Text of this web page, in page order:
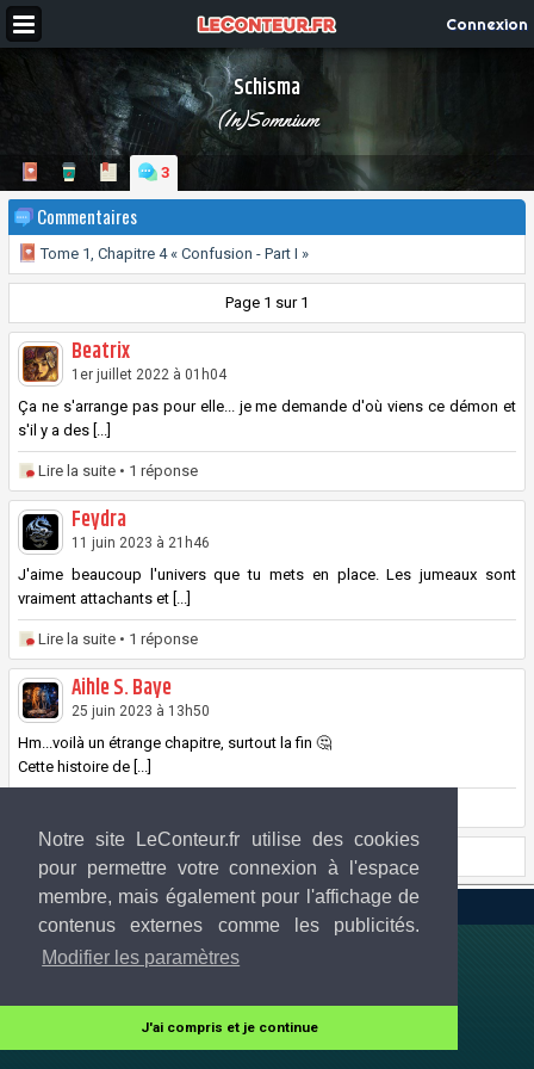
Notre site LeConteur.fr utilise des cookies
pour permettre votre connexion à l'espace
membre, mais également pour l'affichage de
contenus externes comme les publicités.
Modifier les paramètres
J'ai compris et je continue
Connexion
Schisma
(In)Somnium
3
Commentaires
Tome 1, Chapitre 4 « Confusion - Part I »
Page 1 sur 1
Beatrix
1er juillet 2022 à 01h04
Ça ne s'arrange pas pour elle... je me demande d'où viens ce démon et
s'il y a des [...]
Lire la suite • 1 réponse
Feydra
11 juin 2023 à 21h46
J'aime beaucoup l'univers que tu mets en place. Les jumeaux sont
vraiment attachants et [...]
Lire la suite • 1 réponse
Aihle S. Baye
25 juin 2023 à 13h50
Hm...voilà un étrange chapitre, surtout la fin 🤔
Cette histoire de [...]
Page 1 sur 1
LeConteur.fr 2013-2026 © Tous droits réservés